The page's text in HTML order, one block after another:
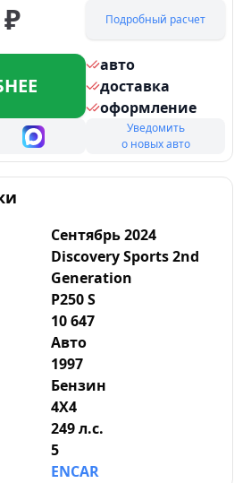
₽ Подробный расчет
авто
доставка
оформление
Уведомить
о новых авто
Сентябрь 2024
Discovery Sports 2nd
Generation
P250 S
10 647
Авто
1997
Бензин
4X4
249 л.с.
5
ENCAR